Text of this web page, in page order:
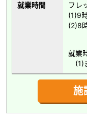
就業時間
フレ
(1)9
(2)8
就業
(1)
施